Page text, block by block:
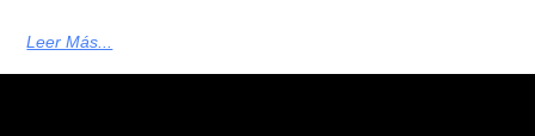
Leer Más...